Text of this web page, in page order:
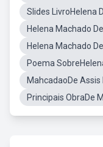
Slides LivroHelena
Helena Machado
Helena Machado
Poema
MahcadaoDe Assis
Principais ObraDe